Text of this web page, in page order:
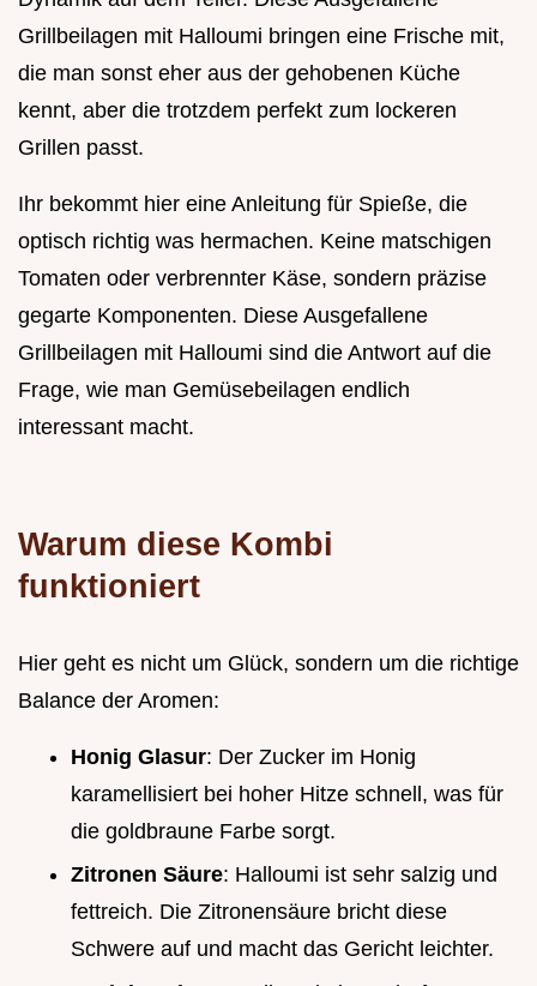
Grillbeilagen mit Halloumi bringen eine Frische mit,
die man sonst eher aus der gehobenen Küche
kennt, aber die trotzdem perfekt zum lockeren
Grillen passt.
Ihr bekommt hier eine Anleitung für Spieße, die
optisch richtig was hermachen. Keine matschigen
Tomaten oder verbrennter Käse, sondern präzise
gegarte Komponenten. Diese Ausgefallene
Grillbeilagen mit Halloumi sind die Antwort auf die
Frage, wie man Gemüsebeilagen endlich
interessant macht.
Warum diese Kombi
funktioniert
Hier geht es nicht um Glück, sondern um die richtige
Balance der Aromen:
Honig Glasur: Der Zucker im Honig
karamellisiert bei hoher Hitze schnell, was für
die goldbraune Farbe sorgt.
Zitronen Säure: Halloumi ist sehr salzig und
fettreich. Die Zitronensäure bricht diese
Schwere auf und macht das Gericht leichter.